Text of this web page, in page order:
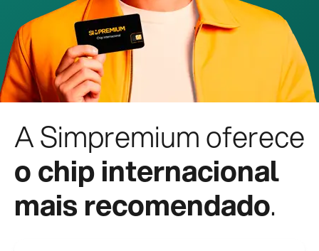
A Simpremium oferece
o chip internacional
mais recomendado.